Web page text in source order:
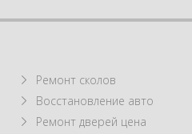
Ремонт сколов
Восстановление авто
Ремонт дверей цена